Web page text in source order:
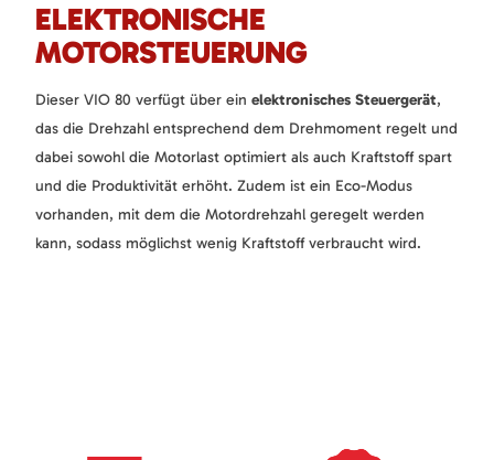
ELEKTRONISCHE
MOTORSTEUERUNG
Dieser VIO 80 verfügt über ein elektronisches Steuergerät,
das die Drehzahl entsprechend dem Drehmoment regelt und
dabei sowohl die Motorlast optimiert als auch Kraftstoff spart
und die Produktivität erhöht. Zudem ist ein Eco-Modus
vorhanden, mit dem die Motordrehzahl geregelt werden
kann, sodass möglichst wenig Kraftstoff verbraucht wird.